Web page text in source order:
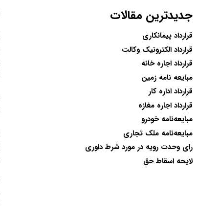
جدیدترین مقالات
قرارداد پیمانکاری
قرارداد الکترونیک وکالت
قرارداد اجاره خانه
مبایعه نامه زمین
قرارداد اداره کار
قرارداد اجاره مغازه
مبایعه‌نامه خودرو
مبایعه‌نامه ملک تجاری
رای وحدت رویه در مورد شرط داوری
لایحه اسقاط حق